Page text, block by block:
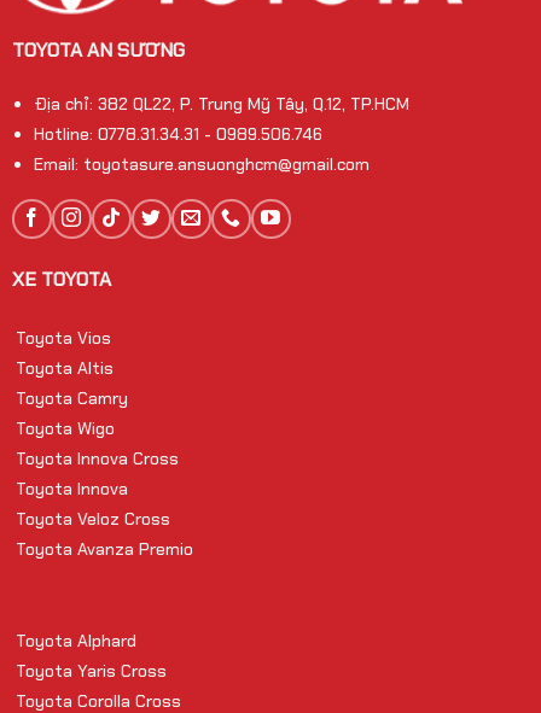
TOYOTA AN SƯƠNG
Địa chỉ: 382 QL22, P. Trung Mỹ Tây, Q.12, TP.HCM
Hotline: 0778.31.34.31 - 0989.506.746
Email: toyotasure.ansuonghcm@gmail.com
XE TOYOTA
Toyota Vios
Toyota Altis
Toyota Camry
Toyota Wigo
Toyota Innova Cross
Toyota Innova
Toyota Veloz Cross
Toyota Avanza Premio
Toyota Alphard
Toyota Yaris Cross
Toyota Corolla Cross